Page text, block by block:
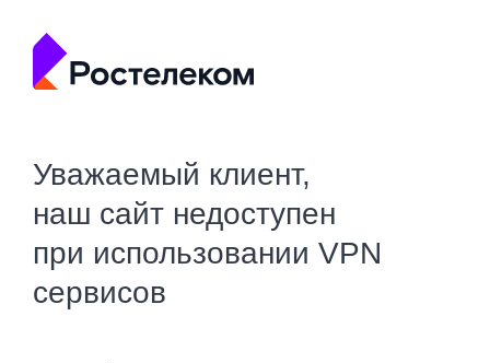
Уважаемый клиент,
наш сайт недоступен
при использовании VPN
сервисов